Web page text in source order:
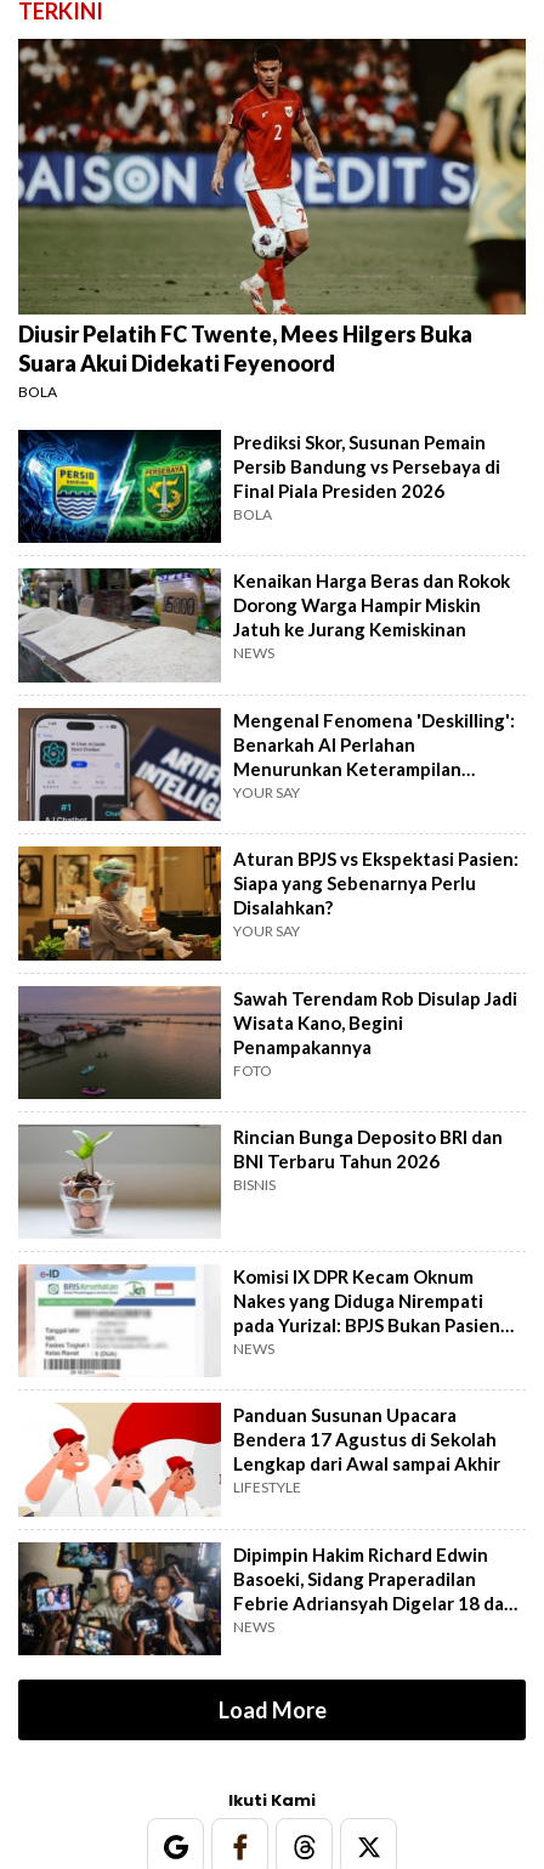
TERKINI
Diusir Pelatih FC Twente, Mees Hilgers Buka
Suara Akui Didekati Feyenoord
BOLA
Prediksi Skor, Susunan Pemain
Persib Bandung vs Persebaya di
Final Piala Presiden 2026
BOLA
Kenaikan Harga Beras dan Rokok
Dorong Warga Hampir Miskin
Jatuh ke Jurang Kemiskinan
NEWS
Mengenal Fenomena 'Deskilling':
Benarkah AI Perlahan
Menurunkan Keterampilan
Berpikir Manusia?
YOUR SAY
Aturan BPJS vs Ekspektasi Pasien:
Siapa yang Sebenarnya Perlu
Disalahkan?
YOUR SAY
Sawah Terendam Rob Disulap Jadi
Wisata Kano, Begini
Penampakannya
FOTO
Rincian Bunga Deposito BRI dan
BNI Terbaru Tahun 2026
BISNIS
Komisi IX DPR Kecam Oknum
Nakes yang Diduga Nirempati
pada Yurizal: BPJS Bukan Pasien
Kelas Dua
NEWS
Panduan Susunan Upacara
Bendera 17 Agustus di Sekolah
Lengkap dari Awal sampai Akhir
LIFESTYLE
Dipimpin Hakim Richard Edwin
Basoeki, Sidang Praperadilan
Febrie Adriansyah Digelar 18 dan
Agustus
NEWS
Load More
Ikuti Kami